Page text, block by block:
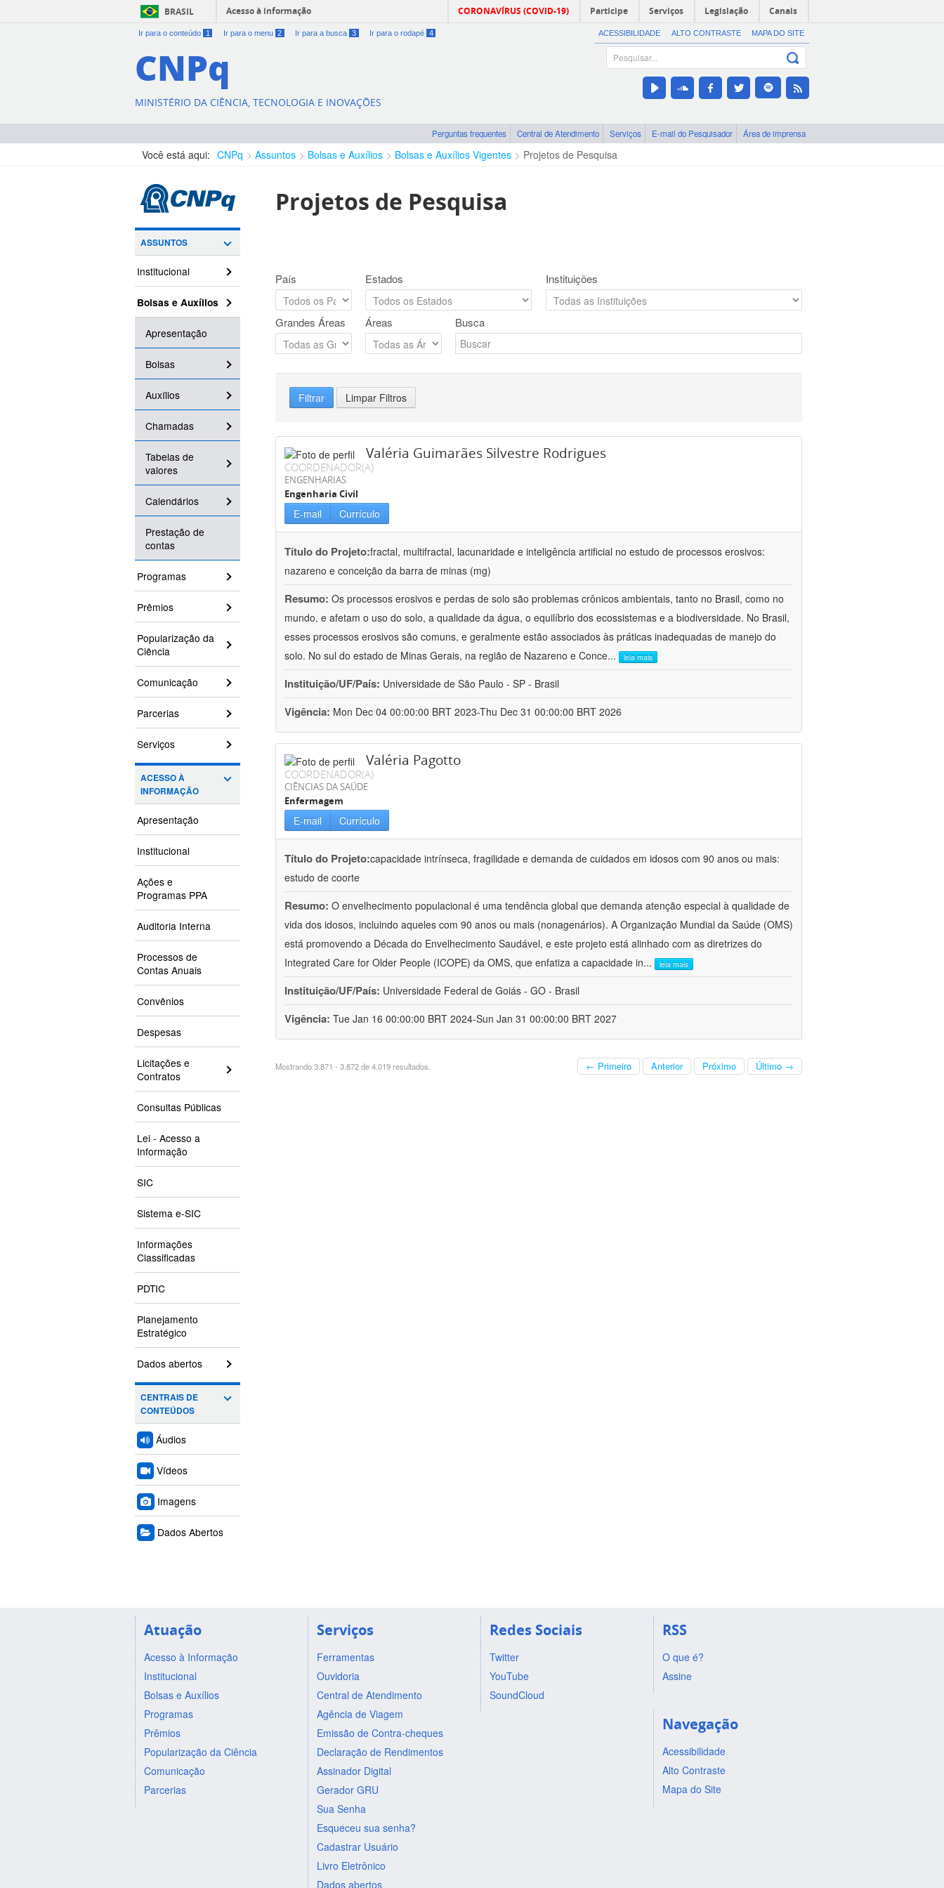
BRASIL Acesso à informação CORONAVÍRUS (COVID-19) Participe Serviços Legislação Canais
Ir para o conteúdo 1 Ir para o menu 2 Ir para a busca 3 Ir para o rodapé 4 ACESSIBILIDADE ALTO CONTRASTE MAPA DO SITE
CNPq
MINISTÉRIO DA CIÊNCIA, TECNOLOGIA E INOVAÇÕES
Perguntas frequentes Central de Atendimento Serviços E-mail do Pesquisador Área de imprensa
Você está aqui: CNPq Assuntos Bolsas e Auxílios Bolsas e Auxílios Vigentes Projetos de Pesquisa
ASSUNTOS
Institucional
Bolsas e Auxílios
Apresentação
Bolsas
Auxílios
Chamadas
Tabelas de
valores
Calendários
Prestação de
contas
Programas
Prêmios
Popularização da
Ciência
Comunicação
Parcerias
Serviços
ACESSO À
INFORMAÇÃO
Apresentação
Institucional
Ações e
Programas PPA
Auditoria Interna
Processos de
Contas Anuais
Convênios
Despesas
Licitações e
Contratos
Consultas Públicas
Lei - Acesso a
Informação
SIC
Sistema e-SIC
Informações
Classificadas
PDTIC
Planejamento
Estratégico
Dados abertos
CENTRAIS DE
CONTEÚDOS
Áudios
Vídeos
Imagens
Dados Abertos
Projetos de Pesquisa
País Estados Instituições
Grandes Áreas Áreas Busca
Filtrar Limpar Filtros
Valéria Guimarães Silvestre Rodrigues
COORDENADOR(A)
ENGENHARIAS
Engenharia Civil
E-mail Currículo
Título do Projeto:fractal, multifractal, lacunaridade e inteligência artificial no estudo de processos erosivos:
nazareno e conceição da barra de minas (mg)
Resumo: Os processos erosivos e perdas de solo são problemas crônicos ambientais, tanto no Brasil, como no
mundo, e afetam o uso do solo, a qualidade da água, o equilíbrio dos ecossistemas e a biodiversidade. No Brasil,
esses processos erosivos são comuns, e geralmente estão associados às práticas inadequadas de manejo do
solo. No sul do estado de Minas Gerais, na região de Nazareno e Conce... leia mais
Instituição/UF/País: Universidade de São Paulo - SP - Brasil
Vigência: Mon Dec 04 00:00:00 BRT 2023-Thu Dec 31 00:00:00 BRT 2026
Valéria Pagotto
COORDENADOR(A)
CIÊNCIAS DA SAÚDE
Enfermagem
E-mail Currículo
Título do Projeto:capacidade intrínseca, fragilidade e demanda de cuidados em idosos com 90 anos ou mais:
estudo de coorte
Resumo: O envelhecimento populacional é uma tendência global que demanda atenção especial à qualidade de
vida dos idosos, incluindo aqueles com 90 anos ou mais (nonagenários). A Organização Mundial da Saúde (OMS)
está promovendo a Década do Envelhecimento Saudável, e este projeto está alinhado com as diretrizes do
Integrated Care for Older People (ICOPE) da OMS, que enfatiza a capacidade in... leia mais
Instituição/UF/País: Universidade Federal de Goiás - GO - Brasil
Vigência: Tue Jan 16 00:00:00 BRT 2024-Sun Jan 31 00:00:00 BRT 2027
Mostrando 3.871 - 3.872 de 4.019 resultados. ← Primeiro Anterior Próximo Último →
Atuação
Acesso à Informação
Institucional
Bolsas e Auxílios
Programas
Prêmios
Popularização da Ciência
Comunicação
Parcerias
Serviços
Ferramentas
Ouvidoria
Central de Atendimento
Agência de Viagem
Emissão de Contra-cheques
Declaração de Rendimentos
Assinador Digital
Gerador GRU
Sua Senha
Esqueceu sua senha?
Cadastrar Usuário
Livro Eletrônico
Dados abertos
Redes Sociais
Twitter
YouTube
SoundCloud
RSS
O que é?
Assine
Navegação
Acessibilidade
Alto Contraste
Mapa do Site